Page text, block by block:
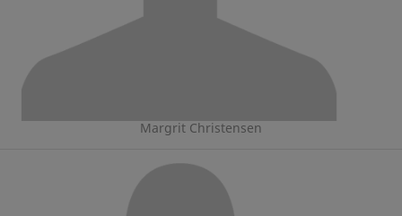
Margrit Christensen